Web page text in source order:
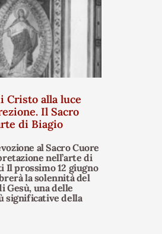
Cristo alla luce
Il Sacro
di Biagio
al Sacro Cuore
nell’arte di
Il prossimo 12 giugno
la solennità del
Gesù, una delle
significative della